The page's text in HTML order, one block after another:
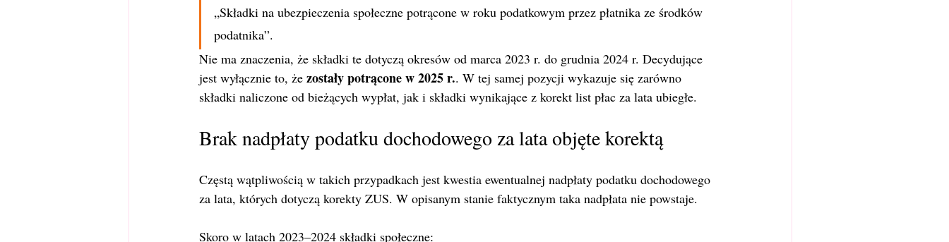
„Składki na ubezpieczenia społeczne potrącone w roku podatkowym przez płatnika ze środków
podatnika”.
Nie ma znaczenia, że składki te dotyczą okresów od marca 2023 r. do grudnia 2024 r. Decydujące
jest wyłącznie to, że zostały potrącone w 2025 r.. W tej samej pozycji wykazuje się zarówno
składki naliczone od bieżących wypłat, jak i składki wynikające z korekt list płac za lata ubiegłe.
Brak nadpłaty podatku dochodowego za lata objęte korektą
Częstą wątpliwością w takich przypadkach jest kwestia ewentualnej nadpłaty podatku dochodowego
za lata, których dotyczą korekty ZUS. W opisanym stanie faktycznym taka nadpłata nie powstaje.
Skoro w latach 2023–2024 składki społeczne: